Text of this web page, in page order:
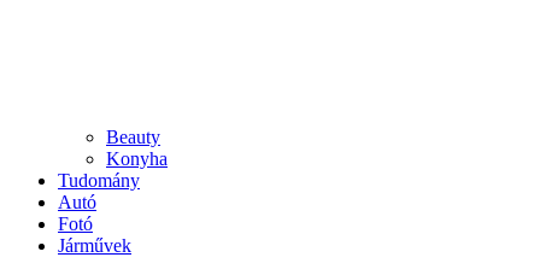
Beauty
Konyha
Tudomány
Autó
Fotó
Járművek